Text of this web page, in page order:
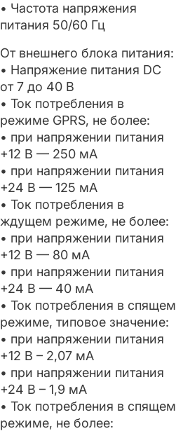
• Частота напряжения
питания 50/60 Гц
От внешнего блока питания:
• Напряжение питания DC
от 7 до 40 В
• Ток потребления в
режиме GPRS, не более:
• при напряжении питания
+12 В — 250 мА
• при напряжении питания
+24 В — 125 мА
• Ток потребления в
ждущем режиме, не более:
• при напряжении питания
+12 В — 80 мА
• при напряжении питания
+24 В — 40 мА
• Ток потребления в спящем
режиме, типовое значение:
• при напряжении питания
+12 В – 2,07 мА
• при напряжении питания
+24 В – 1,9 мА
• Ток потребления в спящем
режиме, не более: